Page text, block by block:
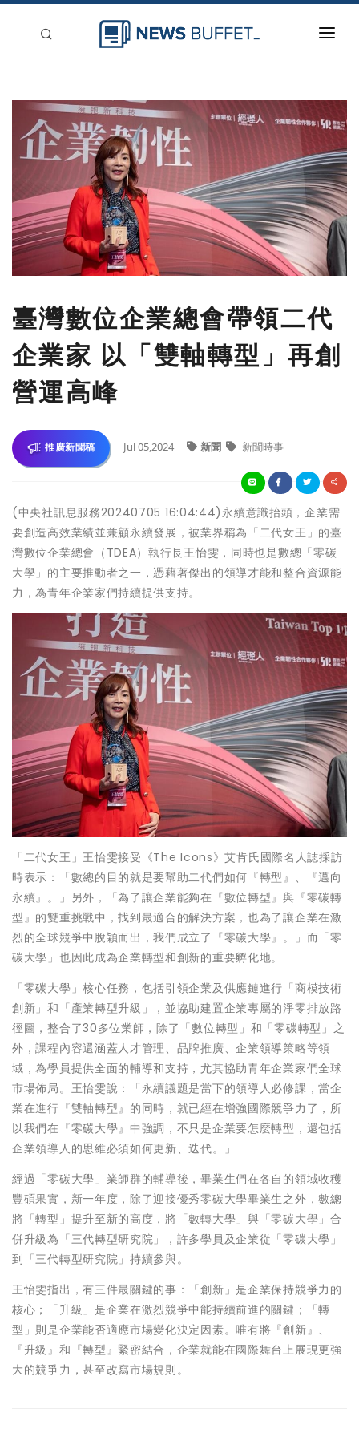
新聞稿分類
登入
臺灣數位企業總會帶領二代
企業家 以「雙軸轉型」再創
營運高峰
推廣新聞稿 Jul 05,2024 新聞 新聞時事
(中央社訊息服務20240705 16:04:44)永續意識抬頭，企業需
要創造高效業績並兼顧永續發展，被業界稱為「二代女王」的臺
灣數位企業總會（TDEA）執行長王怡雯，同時也是數總「零碳
大學」的主要推動者之一，憑藉著傑出的領導才能和整合資源能
力，為青年企業家們持續提供支持。
「二代女王」王怡雯接受《The Icons》艾肯氏國際名人誌採訪
時表示：「數總的目的就是要幫助二代們如何『轉型』、『邁向
永續』。」另外，「為了讓企業能夠在『數位轉型』與『零碳轉
型』的雙重挑戰中，找到最適合的解決方案，也為了讓企業在激
烈的全球競爭中脫穎而出，我們成立了『零碳大學』。」而「零
碳大學」也因此成為企業轉型和創新的重要孵化地。
「零碳大學」核心任務，包括引領企業及供應鏈進行「商模技術
創新」和「產業轉型升級」，並協助建置企業專屬的淨零排放路
徑圖，整合了30多位業師，除了「數位轉型」和「零碳轉型」之
外，課程內容還涵蓋人才管理、品牌推廣、企業領導策略等領
域，為學員提供全面的輔導和支持，尤其協助青年企業家們全球
市場佈局。王怡雯說：「永續議題是當下的領導人必修課，當企
業在進行『雙軸轉型』的同時，就已經在增強國際競爭力了，所
以我們在『零碳大學』中強調，不只是企業要怎麼轉型，還包括
企業領導人的思維必須如何更新、迭代。」
經過「零碳大學」業師群的輔導後，畢業生們在各自的領域收穫
豐碩果實，新一年度，除了迎接優秀零碳大學畢業生之外，數總
將「轉型」提升至新的高度，將「數轉大學」與「零碳大學」合
併升級為「三代轉型研究院」，許多學員及企業從「零碳大學」
到「三代轉型研究院」持續參與。
王怡雯指出，有三件最關鍵的事：「創新」是企業保持競爭力的
核心；「升級」是企業在激烈競爭中能持續前進的關鍵；「轉
型」則是企業能否適應市場變化決定因素。唯有將『創新』、
『升級』和『轉型』緊密結合，企業就能在國際舞台上展現更強
大的競爭力，甚至改寫市場規則。